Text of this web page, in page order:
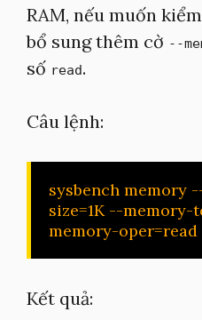
RAM, nếu muốn
bổ sung thêm cờ --
số read.
Câu lệnh:
sysbench memory
size=1K --memory-
memory-
Kết quả: